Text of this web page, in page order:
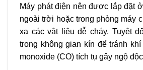
Máy phát điện nên được lắp đặt
ngoài trời hoặc trong phòng máy
xa các vật liệu dễ cháy. Tuyệt
trong không gian kín để tránh
monoxide (CO) tích tụ gây ngộ